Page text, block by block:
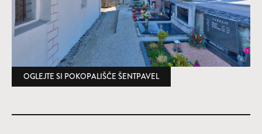
OGLEJTE SI POKOPALIŠČE ŠENTPAVEL(ODPRE SE V NOVEM OKNU)